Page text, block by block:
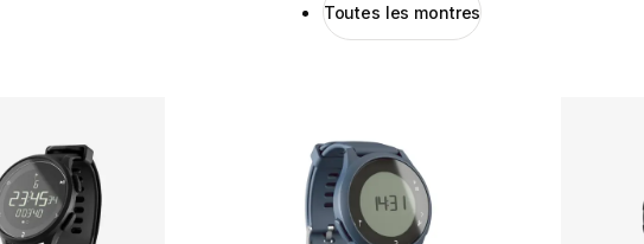
Toutes les montres